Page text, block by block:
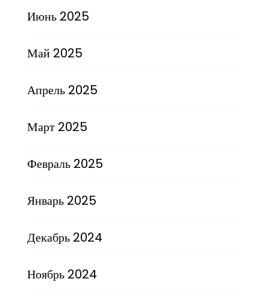
Июнь 2025
Май 2025
Апрель 2025
Март 2025
Февраль 2025
Январь 2025
Декабрь 2024
Ноябрь 2024